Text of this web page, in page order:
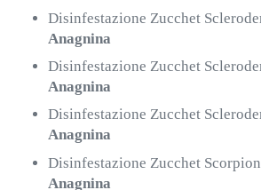
Disinfestazione Zucchet
Anagnina
Disinfestazione Zucchet
Anagnina
Disinfestazione Zucchet
Anagnina
Disinfestazione Zucchet
Anagnina